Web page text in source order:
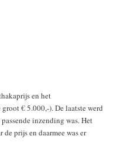
en het
€ 5.000,-). De laatste werd
inzending was. Het
prijs en daarmee was er